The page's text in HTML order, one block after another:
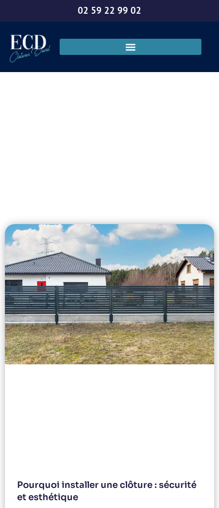
02 59 22 99 02
Pourquoi installer une clôture : sécurité
et esthétique